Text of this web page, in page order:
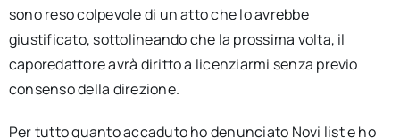
sono reso colpevole di un atto che lo avrebbe
giustificato, sottolineando che la prossima volta, il
caporedattore avrà diritto a licenziarmi senza previo
consenso della direzione.
Per tutto quanto accaduto ho denunciato Novi list e ho